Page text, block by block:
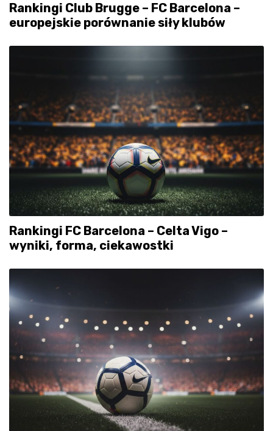
Rankingi Club Brugge – FC Barcelona –
europejskie porównanie siły klubów
Rankingi FC Barcelona – Celta Vigo –
wyniki, forma, ciekawostki